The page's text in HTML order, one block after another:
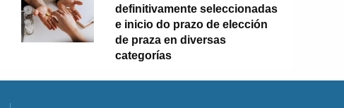
definitivamente seleccionadas
e inicio do prazo de elección
de praza en diversas
categorías